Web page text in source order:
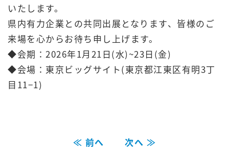
いたします。
県内有力企業との共同出展となります、皆様のご
来場を心からお待ち申し上げます。
◆会期：2026年1月21日(水)~23日(金)
◆会場：東京ビッグサイト(東京都江東区有明3丁
目11−1)
≪ 前へ 次へ ≫